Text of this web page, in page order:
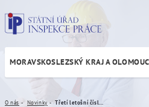
Třetí letošní
MORAVSKOSLEZSKÝ KRAJ A
O nás Novinky